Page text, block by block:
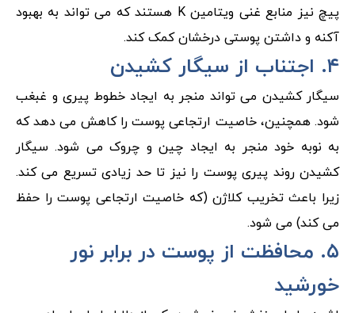
پیچ نیز منابع غنی ویتامین K هستند که می تواند به بهبود
آکنه و داشتن پوستی درخشان کمک کند.
۴. اجتناب از سیگار کشیدن
سیگار کشیدن می تواند منجر به ایجاد خطوط پیری و غبغب
شود. همچنین، خاصیت ارتجاعی پوست را کاهش می دهد که
به نوبه خود منجر به ایجاد چین و چروک می شود. سیگار
کشیدن روند پیری پوست را نیز تا حد زیادی تسریع می کند.
زیرا باعث تخریب کلاژن (که خاصیت ارتجاعی پوست را حفظ
می کند) می شود.
۵. محافظت از پوست در برابر نور
خورشید